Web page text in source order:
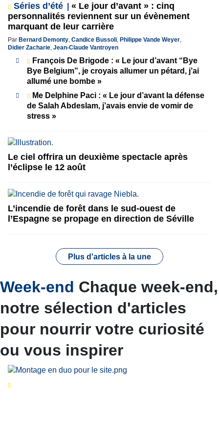
Séries d’été
« Le jour d’avant » : cinq
personnalités reviennent sur un évènement
marquant de leur carrière
Par Bernard Demonty, Candice Bussoli, Philippe Vande Weyer,
Didier Zacharie, Jean-Claude Vantroyen
François De Brigode : « Le jour d’avant “Bye
Bye Belgium”, je croyais allumer un pétard, j’ai
allumé une bombe »
Me Delphine Paci : « Le jour d’avant la défense
de Salah Abdeslam, j’avais envie de vomir de
stress »
Le ciel offrira un deuxième spectacle après
l’éclipse le 12 août
L’incendie de forêt dans le sud-ouest de
l’Espagne se propage en direction de Séville
Plus d'articles à la une
Week-end Chaque week-end,
notre sélection d'articles
pour nourrir votre curiosité
ou vous inspirer